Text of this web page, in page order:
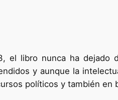
el libro nunca ha
y aunque la
políticos y también en